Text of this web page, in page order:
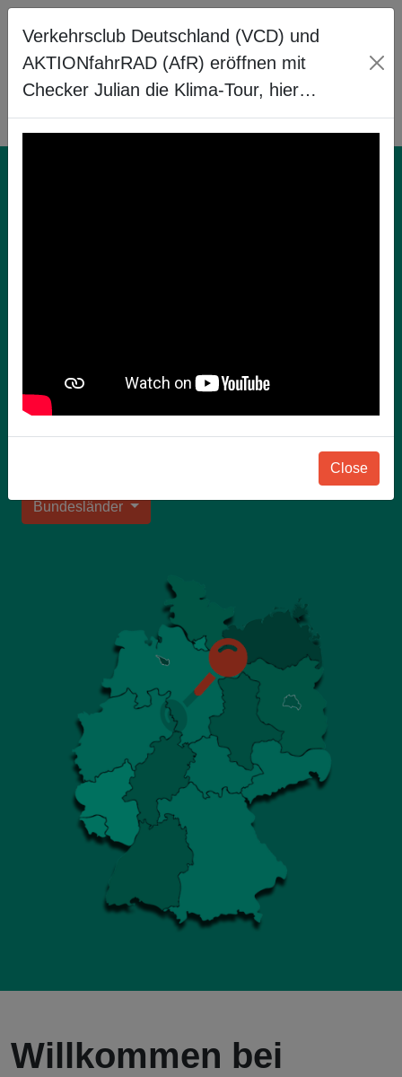
besuche unsere Länderseite. Dort stehen
qualifizierte Lehrer als unsere
Landesschulbeauftragte für Auskünfte zur
Bundesländer
Willkommen bei
Verkehrsclub Deutschland (VCD) und
AKTIONfahrRAD (AfR) eröffnen mit
Checker Julian die Klima-Tour, hier…
Close